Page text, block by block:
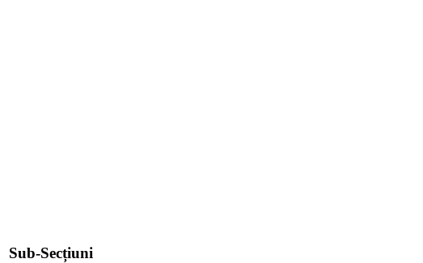
Sub-Secțiuni